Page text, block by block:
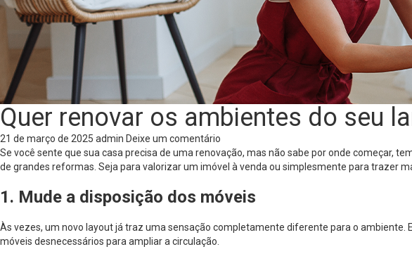
Quer renovar os ambientes do seu
21 de março de 2025 admin Deixe um comentário
Se você sente que sua casa precisa de uma renovação, mas não sabe por onde começar,
de grandes reformas. Seja para valorizar um imóvel à venda ou simplesmente para trazer
1. Mude a disposição dos móveis
Às vezes, um novo layout já traz uma sensação completamente diferente para o
móveis desnecessários para ampliar a circulação.